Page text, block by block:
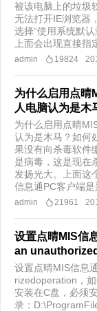
被该电脑上的垃圾
无法打开IE浏览器
选择“使用系统默
上面会出现直接指
admin 19824
为什么启用点晴
人电脑认为是木
为什么启用点晴
认为是木马？如何
果没有向杀毒软件
是病毒，这是现在
发扬光大。上面这
信息通PC客户端是
admin 21961
设置点晴MIS信
an
设置点晴MIS信息
rizedoperation，
安装在C盘，必须
录：